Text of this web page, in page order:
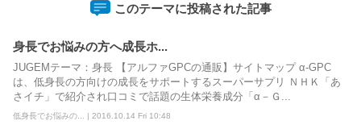
このテーマに投稿された記事
身長でお悩みの方へ成長ホ...
JUGEMテーマ：身長 【アルファGPCの通販】サイトマップ α-GPC
は、低身長の方向けの成長をサポートするスーパーサプリ ＮＨＫ「あ
さイチ」で紹介され口コミで話題の生体栄養成分「α－Ｇ...
低身長でお悩みの... | 2016.10.14 Fri 10:48